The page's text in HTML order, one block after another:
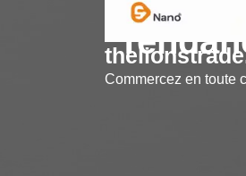
Commercez en toute